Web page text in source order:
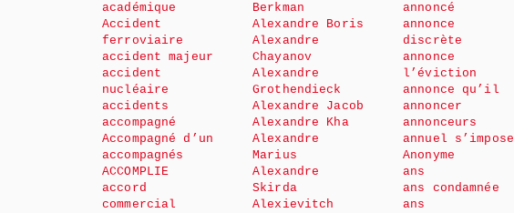
académique
Accident
ferroviaire
accident majeur
accident
nucléaire
accidents
accompagné
Accompagné d’un
accompagnés
ACCOMPLIE
accord
commercial
Berkman
Alexandre Boris
Alexandre
Chayanov
Alexandre
Grothendieck
Alexandre Jacob
Alexandre Kha
Alexandre
Marius
Alexandre
Skirda
Alexievitch
annoncé
annonce
discrète
annonce
l’éviction
annonce qu’il
annoncer
annonceurs
annuel s’impose
Anonyme
ans
ans condamnée
ans